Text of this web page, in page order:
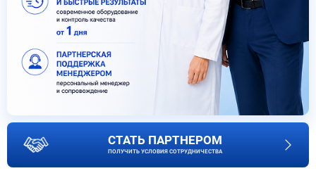
СТАТЬ ПАРТНЕРОМ
ПОЛУЧИТЬ УСЛОВИЯ СОТРУДНИЧЕСТВА